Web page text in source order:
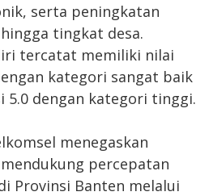
serta peningkatan
tingkat desa.
tercatat memiliki nilai
kategori sangat baik
5.0 dengan kategori tinggi.
menegaskan
percepatan
Provinsi Banten melalui